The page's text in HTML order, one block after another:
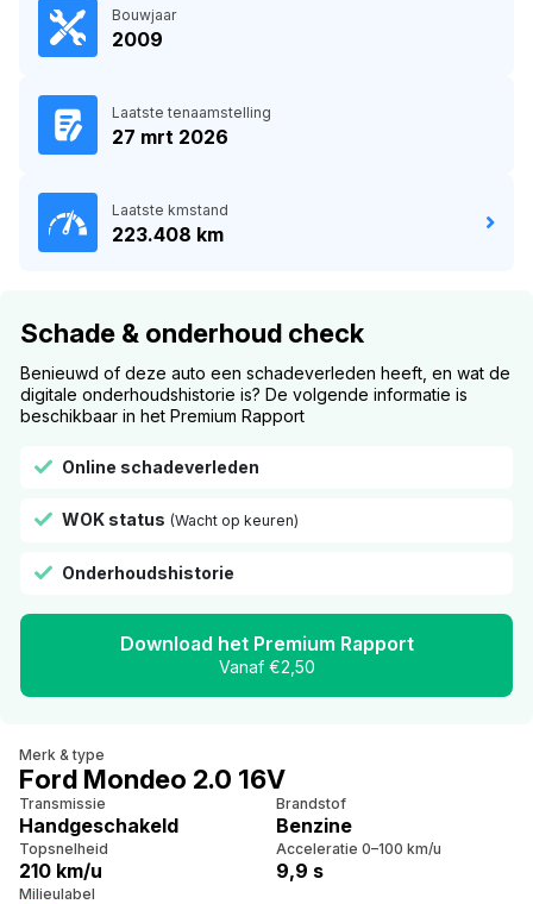
Bouwjaar
2009
Laatste tenaamstelling
27 mrt 2026
Laatste kmstand
223.408 km
Schade & onderhoud check
Benieuwd of deze auto een schadeverleden heeft, en wat de
digitale onderhoudshistorie is? De volgende informatie is
beschikbaar in het Premium Rapport
Online schadeverleden
WOK status (Wacht op keuren)
Onderhoudshistorie
Download het Premium Rapport
Vanaf €2,50
Merk & type
Ford Mondeo 2.0 16V
Transmissie
Handgeschakeld
Brandstof
Benzine
Topsnelheid
210 km/u
Acceleratie 0–100 km/u
9,9 s
Milieulabel